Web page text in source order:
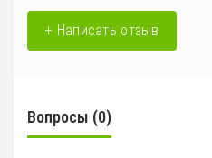
+ Написать отзыв
Вопросы (0)